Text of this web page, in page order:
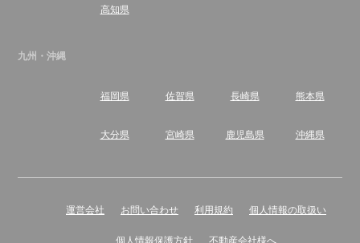
高知県
九州・沖縄
福岡県 佐賀県 長崎県 熊本県
大分県 宮崎県 鹿児島県 沖縄県
運営会社 お問い合わせ 利用規約 個人情報の取扱い
個人情報保護方針 不動産会社様へ